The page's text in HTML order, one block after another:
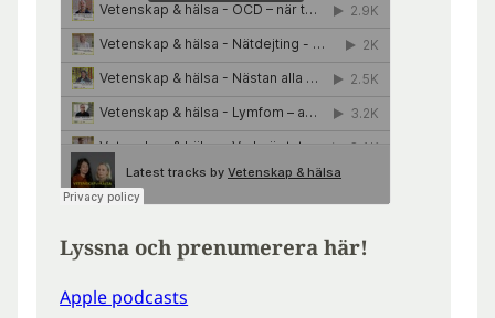
Lyssna och prenumerera här!
Apple podcasts